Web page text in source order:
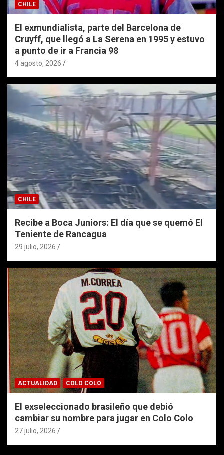
CHILE
El exmundialista, parte del Barcelona de
Cruyff, que llegó a La Serena en 1995 y estuvo
a punto de ir a Francia 98
4 agosto, 2026
CHILE
Recibe a Boca Juniors: El día que se quemó El
Teniente de Rancagua
29 julio, 2026
ACTUALIDAD COLO COLO
El exseleccionado brasileño que debió
cambiar su nombre para jugar en Colo Colo
27 julio, 2026